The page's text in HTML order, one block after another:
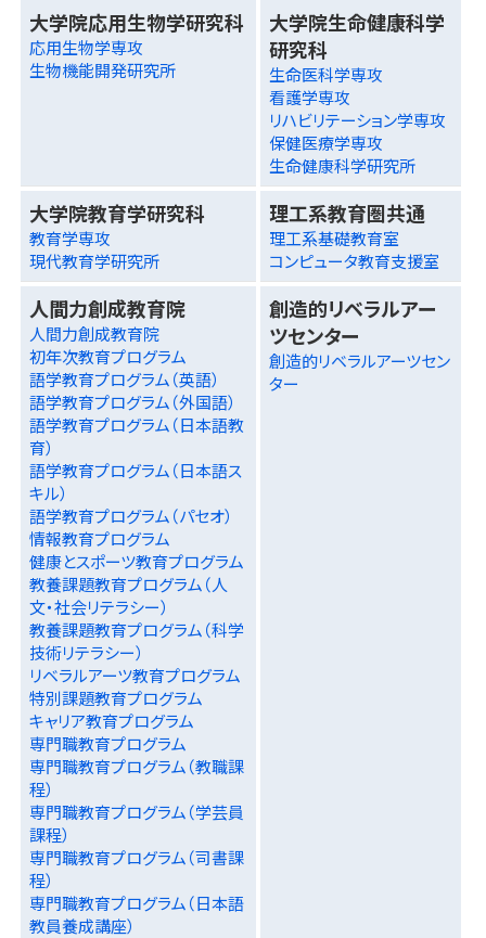
大学院応用生物学研究科
応用生物学専攻
生物機能開発研究所
大学院生命健康科学
研究科
生命医科学専攻
看護学専攻
リハビリテーション学専攻
保健医療学専攻
生命健康科学研究所
大学院教育学研究科
教育学専攻
現代教育学研究所
理工系教育圏共通
理工系基礎教育室
コンピュータ教育支援室
人間力創成教育院
人間力創成教育院
初年次教育プログラム
語学教育プログラム（英語）
語学教育プログラム（外国語）
語学教育プログラム（日本語教
育）
語学教育プログラム（日本語ス
キル）
語学教育プログラム（パセオ）
情報教育プログラム
健康とスポーツ教育プログラム
教養課題教育プログラム（人
文・社会リテラシー）
教養課題教育プログラム（科学
技術リテラシー）
リベラルアーツ教育プログラム
特別課題教育プログラム
キャリア教育プログラム
専門職教育プログラム
専門職教育プログラム（教職課
程）
専門職教育プログラム（学芸員
課程）
専門職教育プログラム（司書課
程）
専門職教育プログラム（日本語
教員養成講座）
創造的リベラルアー
ツセンター
創造的リベラルアーツセン
ター